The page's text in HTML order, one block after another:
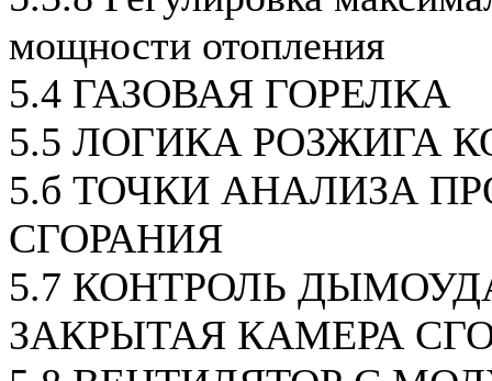
мощности отопления
5.4 ГАЗОВАЯ ГОРЕЛКА
5.5 ЛОГИКА РОЗЖИГА
5.б ТОЧКИ АНАЛИЗА
СГОРАНИЯ
5.7 КОНТРОЛЬ
ЗАКРЫТАЯ КАМЕРА